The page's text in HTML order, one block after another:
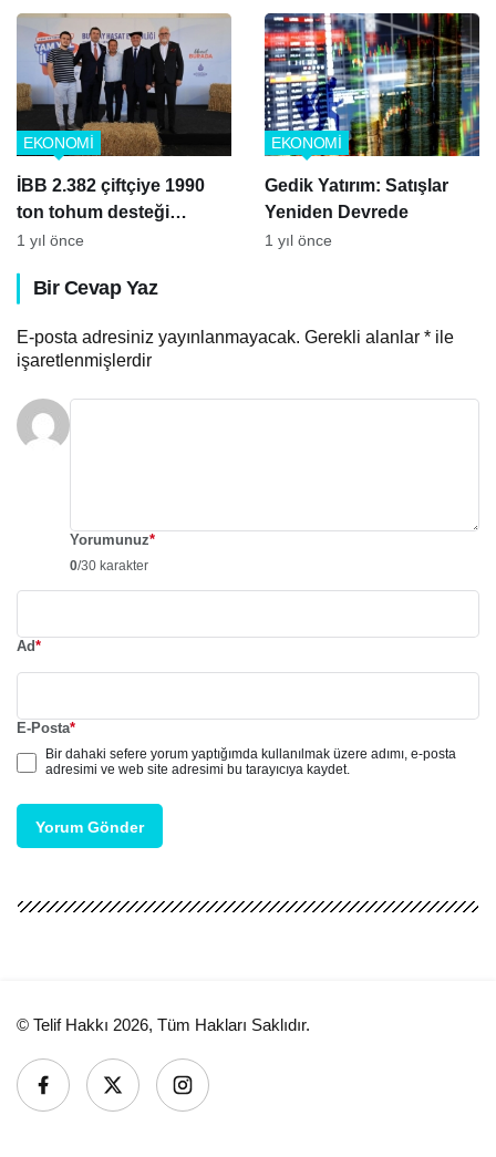
İBB 2.382 çiftçiye 1990
ton tohum desteği
sağladı
EKONOMİ
1 yıl önce
Gedik Yatırım: Satışlar
Yeniden Devrede
EKONOMİ
1 yıl önce
Bir Cevap Yaz
E-posta adresiniz yayınlanmayacak. Gerekli alanlar * ile
işaretlenmişlerdir
Yorumunuz*
0/30 karakter
Ad*
E-Posta*
Bir dahaki sefere yorum yaptığımda kullanılmak üzere adımı, e-posta
adresimi ve web site adresimi bu tarayıcıya kaydet.
Yorum Gönder
© Telif Hakkı 2026, Tüm Hakları Saklıdır.